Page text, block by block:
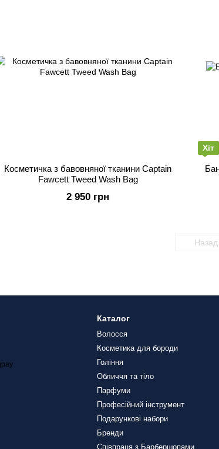
Косметичка з бавовняної тканини Captain
Fawcett Tweed Wash Bag
2 950 грн
Хіт
Назад
Каталог
Волосся
Косметика для бороди
Гоління
Обличчя та тіло
Парфуми
Професійний інструмент
Подарункові набори
Бренди
Співпраця з Барбершопами